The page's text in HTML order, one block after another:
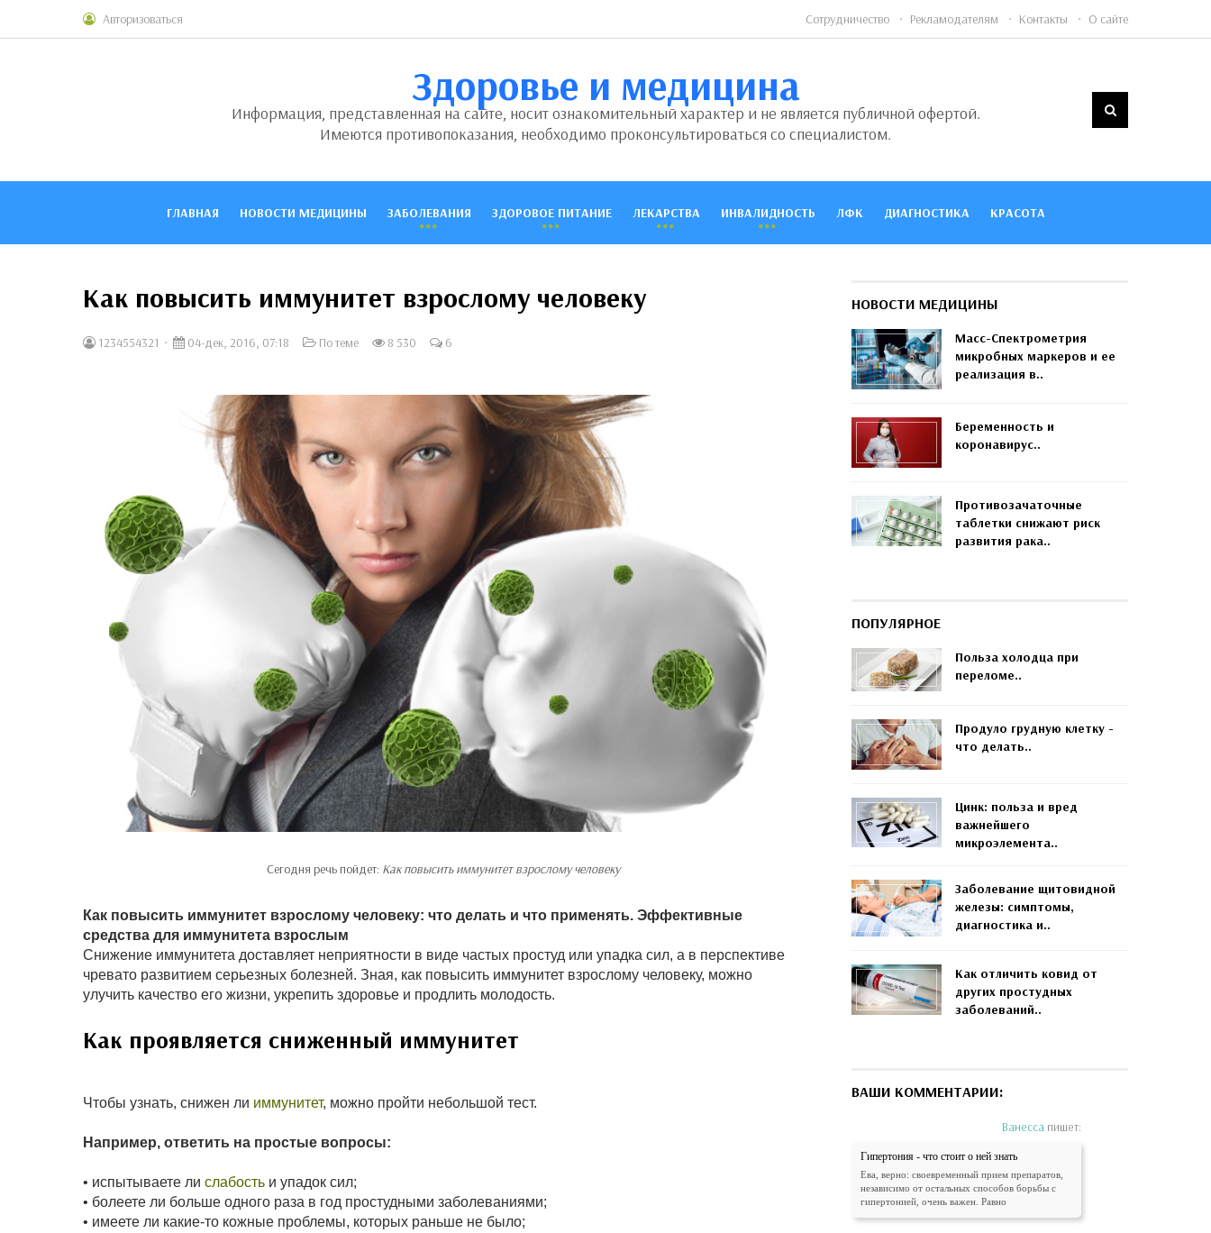
Авторизоваться Сотрудничество Рекламодателям Контакты О сайте
Здоровье и медицина
Информация, представленная на сайте, носит ознакомительный характер и не является публичной офертой.
Имеются противопоказания, необходимо проконсультироваться со специалистом.
ГЛАВНАЯ НОВОСТИ МЕДИЦИНЫ ЗАБОЛЕВАНИЯ ЗДОРОВОЕ ПИТАНИЕ ЛЕКАРСТВА ИНВАЛИДНОСТЬ ЛФК ДИАГНОСТИКА КРАСОТА
Как повысить иммунитет взрослому человеку
1234554321 04-дек, 2016, 07:18 По теме 8 530 6
Сегодня речь пойдет: Как повысить иммунитет взрослому человеку
Как повысить иммунитет взрослому человеку: что делать и что применять. Эффективные
средства для иммунитета взрослым
Снижение иммунитета доставляет неприятности в виде частых простуд или упадка сил, а в перспективе
чревато развитием серьезных болезней. Зная, как повысить иммунитет взрослому человеку, можно
улучить качество его жизни, укрепить здоровье и продлить молодость.
Как проявляется сниженный иммунитет
Чтобы узнать, снижен ли иммунитет, можно пройти небольшой тест.
Например, ответить на простые вопросы:
• испытываете ли слабость и упадок сил;
• болеете ли больше одного раза в год простудными заболеваниями;
• имеете ли какие-то кожные проблемы, которых раньше не было;
НОВОСТИ МЕДИЦИНЫ
Масс-Спектрометрия
микробных маркеров и ее
реализация в..
Беременность и
коронавирус..
Противозачаточные
таблетки снижают риск
развития рака..
ПОПУЛЯРНОЕ
Польза холодца при
переломе..
Продуло грудную клетку -
что делать..
Цинк: польза и вред
важнейшего
микроэлемента..
Заболевание щитовидной
железы: симптомы,
диагностика и..
Как отличить ковид от
других простудных
заболеваний..
ВАШИ КОММЕНТАРИИ:
Ванесса пишет:
Гипертония - что стоит о ней знать
Ева, верно: своевременный прием препаратов,
независимо от остальных способов борьбы с
гипертонией, очень важен. Равно